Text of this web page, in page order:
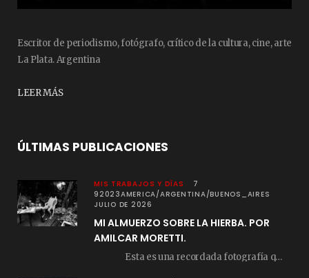
Escritor de periodismo, fotógrafo, crítico de la cultura, cine, arte
La Plata. Argentina
LEER MÁS
ÚLTIMAS PUBLICACIONES
MIS TRABAJOS Y DÍAS
7
92023AMERICA/ARGENTINA/BUENOS_AIRES
JULIO DE 2026
MI ALMUERZO SOBRE LA HIERBA. POR
AMILCAR MORETTI.
Esta es una recordada fotografía que registré…